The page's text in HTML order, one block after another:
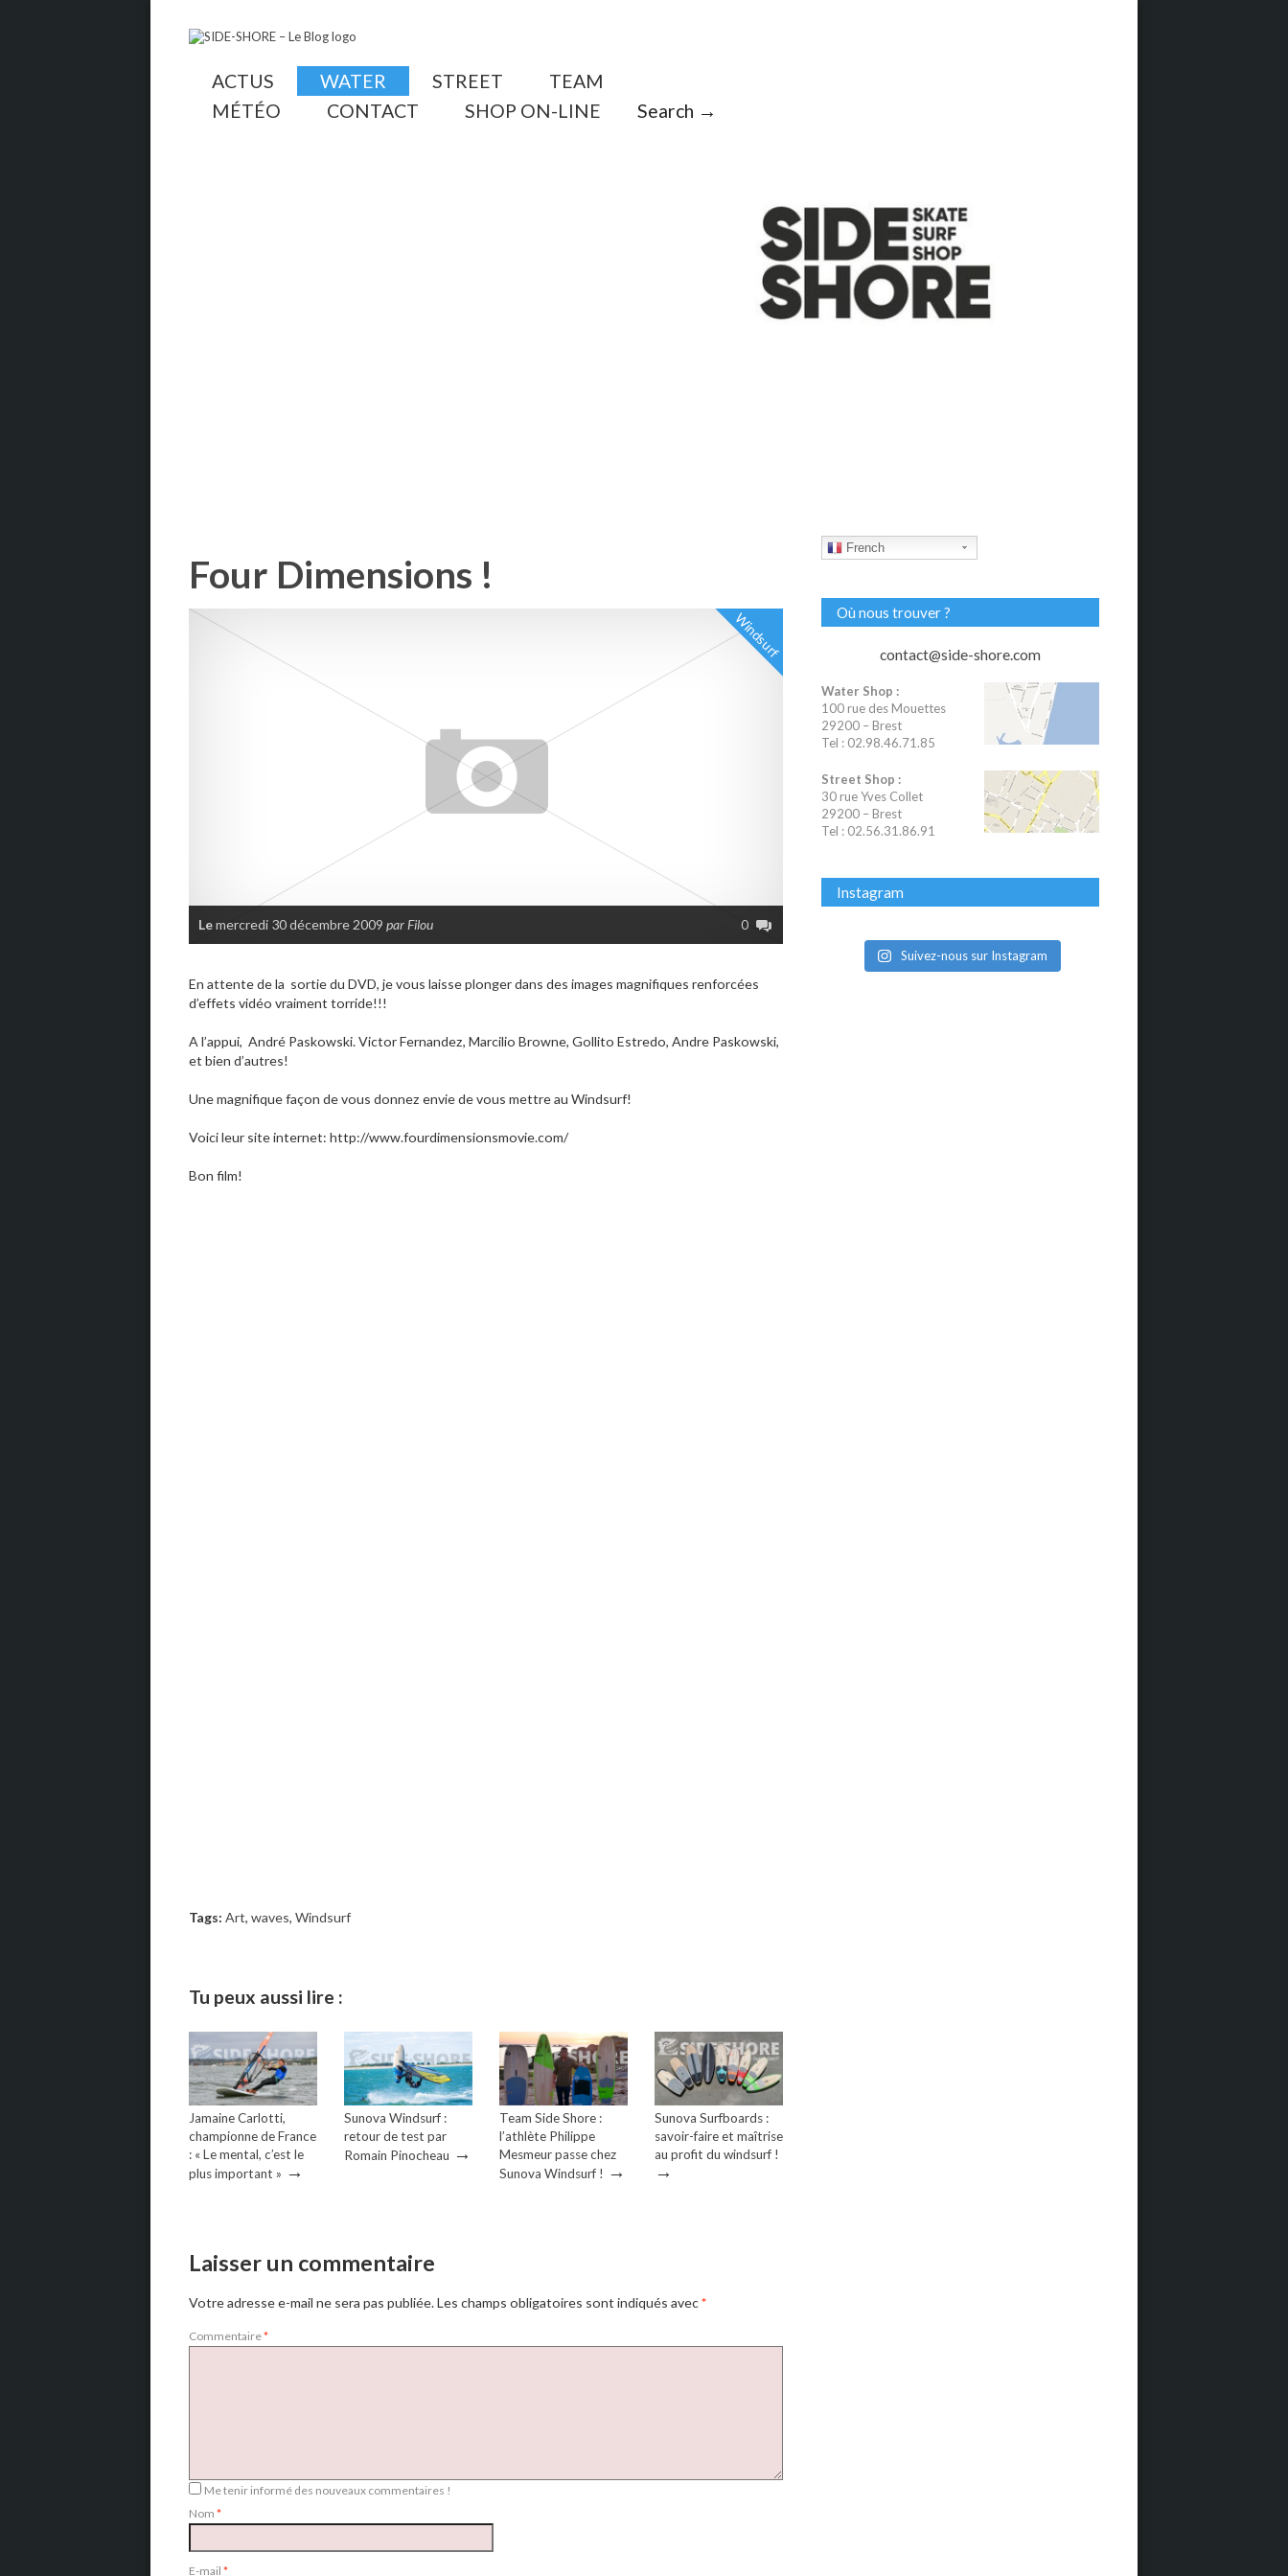
ACTUS WATER STREET
TEAM
MÉTÉO
CONTACT SHOP ON-LINE Search →
Four Dimensions !
Windsurf
Lemercredi 30 décembre 2009 par Filou 0
En attente de la sortie du DVD, je vous laisse plonger dans des images magnifiques renforcées
d’effets vidéo vraiment torride!!!
A l’appui, André Paskowski. Victor Fernandez, Marcilio Browne, Gollito Estredo, Andre Paskowski,
et bien d’autres!
Une magnifique façon de vous donnez envie de vous mettre au Windsurf!
Voici leur site internet: http://www.fourdimensionsmovie.com/
Bon film!
Tags: Art, waves, Windsurf
Tu peux aussi lire :
Jamaine Carlotti,
championne de France
: « Le mental, c’est le
plus important » →
Sunova Windsurf :
retour de test par
Romain Pinocheau →
Team Side Shore :
l’athlète Philippe
Mesmeur passe chez
Sunova Windsurf ! →
Sunova Surfboards :
savoir-faire et maîtrise
au profit du windsurf !
→
Laisser un commentaire
Votre adresse e-mail ne sera pas publiée.Les champs obligatoires sont indiqués avec*
Commentaire*
Me tenir informé des nouveaux commentaires !
Nom *
E-mail *
French
Où nous trouver ?
contact@side-shore.com
Water Shop :
100 rue des Mouettes
29200 – Brest
Tel : 02.98.46.71.85
Street Shop :
30 rue Yves Collet
29200 – Brest
Tel : 02.56.31.86.91
Instagram
Suivez-nous sur Instagram